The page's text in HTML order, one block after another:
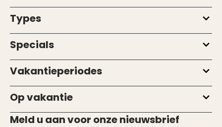
Types
Specials
Vakantieperiodes
Op vakantie
Meld u aan voor onze nieuwsbrief